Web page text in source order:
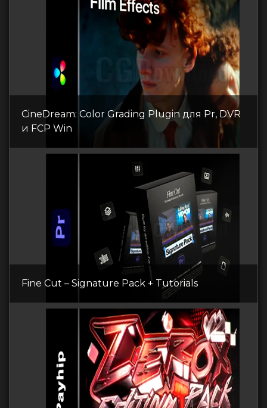
CineDream: Color Grading Plugin для Pr, DVR
и FCP Win
Fine Cut – Signature Pack + Tutorials